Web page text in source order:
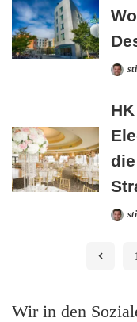
Posted
Posted
Wir in den